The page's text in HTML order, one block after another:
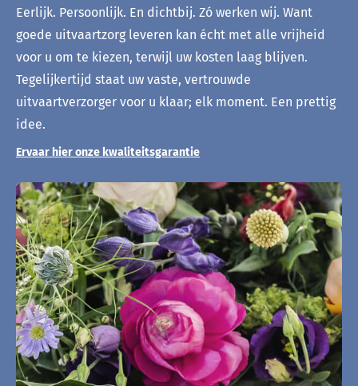
Eerlijk. Persoonlijk. En dichtbij. Zó werken wij. Want
goede uitvaartzorg leveren kan écht met alle vrijheid
voor u om te kiezen, terwijl uw kosten laag blijven.
Tegelijkertijd staat uw vaste, vertrouwde
uitvaartverzorger voor u klaar; elk moment. Een prettig
idee.
Ervaar hier onze kwaliteitsgarantie